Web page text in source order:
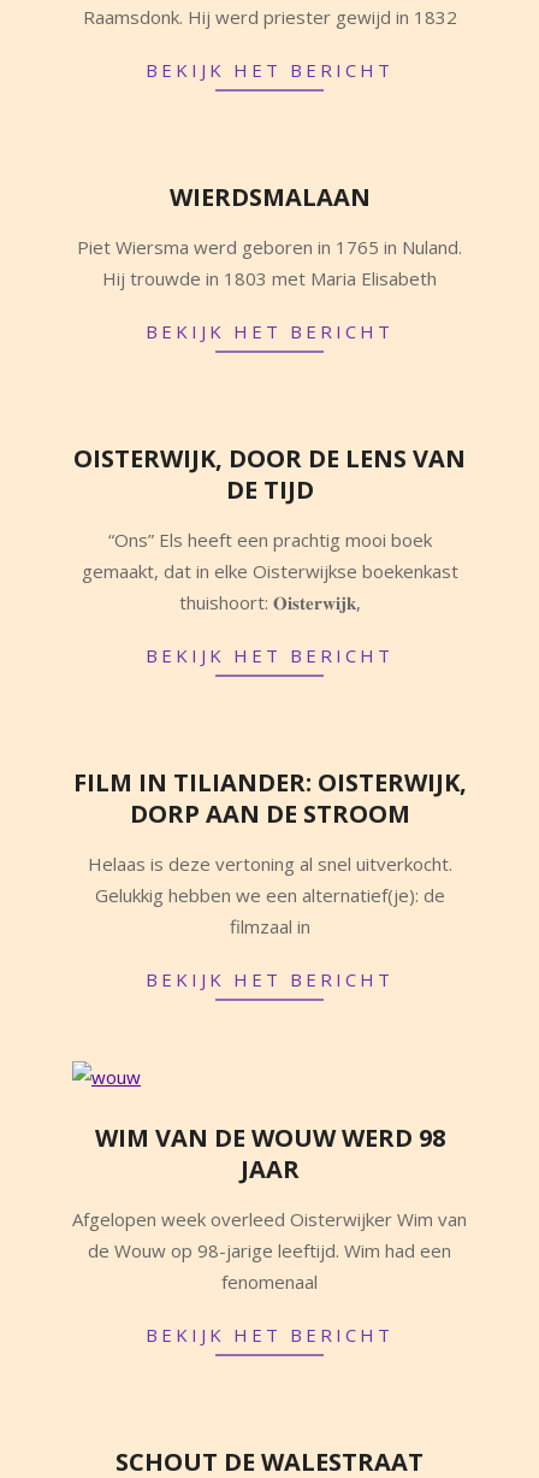
18
Raamsdonk. Hij werd priester gewijd in 1832
BEKIJK HET BERICHT
WIERDSMALAAN
10-
Piet Wiersma werd geboren in 1765 in Nuland.
Hij trouwde in 1803 met Maria Elisabeth
BEKIJK HET BERICHT
OISTERWIJK, DOOR DE LENS VAN
DE TIJD
08
“Ons” Els heeft een prachtig mooi boek
gemaakt, dat in elke Oisterwijkse boekenkast
thuishoort: 𝐎𝐢𝐬𝐭𝐞𝐫𝐰𝐢𝐣𝐤,
BEKIJK HET BERICHT
FILM IN TILIANDER: OISTERWIJK,
DORP AAN DE STROOM
10-Helaas is deze vertoning al snel uitverkocht.
Gelukkig hebben we een alternatief(je): de
filmzaal in
BEKIJK HET BERICHT
WIM VAN DE WOUW WERD 98
JAAR
10-
04
Afgelopen week overleed Oisterwijker Wim van
de Wouw op 98-jarige leeftijd. Wim had een
fenomenaal
BEKIJK HET BERICHT
SCHOUT DE WALESTRAAT